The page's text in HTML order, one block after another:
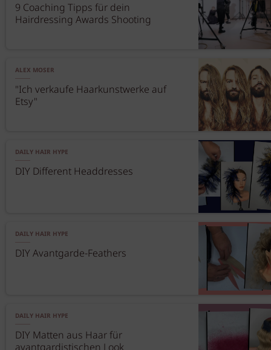
9 Coaching Tipps für dein
Hairdressing Awards Shooting
ALEX MOSER
"Ich verkaufe Haarkunstwerke auf
Etsy"
DAILY HAIR HYPE
DIY Different Headdresses
DAILY HAIR HYPE
DIY Avantgarde-Feathers
DAILY HAIR HYPE
DIY Matten aus Haar für